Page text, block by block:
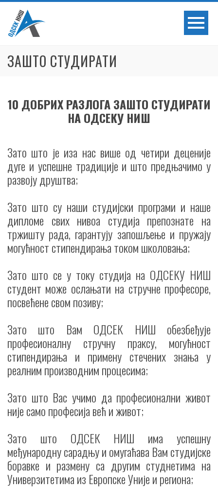
content
ЗАШТО СТУДИРАТИ
10 ДОБРИХ РАЗЛОГА ЗАШТО СТУДИРАТИ
НА ОДСЕКУ НИШ
Зато што је иза нас више од четири деценије
дуге и успешне традиције и што предњачимо у
развоју друштва;
Зато што су наши студијски програми и наше
дипломе свих нивоа студија препознате на
тржишту рада, гарантују запошљење и пружају
могућност стипендирања током школовања;
Зато што се у току студија на ОДСЕКУ НИШ
студент може ослањати на стручне професоре,
посвећене свом позиву;
Зато што Вам ОДСЕК НИШ обезбеђује
професионалну стручну праксу, могућност
стипендирања и примену стечених знања у
реалним производним процесима;
Зато што Вас учимо да професионални живот
није само професија већ и живот;
Зато што ОДСЕК НИШ има успешну
међународну сарадњу и омугаћава Вам студијске
боравке и размену са другим студнетима на
Универзитетима из Европске Уније и региона;